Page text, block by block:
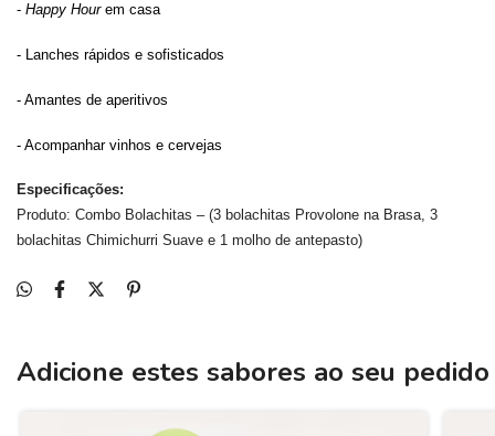
- Happy Hour em casa
- Lanches rápidos e sofisticados
- Amantes de aperitivos
- Acompanhar vinhos e cervejas
Especificações:
Produto: Combo Bolachitas – (3 bolachitas Provolone na Brasa, 3
bolachitas Chimichurri Suave e 1 molho de antepasto)
Adicione estes sabores ao seu pedido